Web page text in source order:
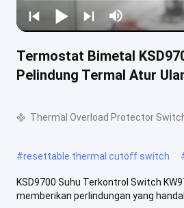
Termostat Bimetal
Pelindung Termal Atur
Thermal Overload Protector
#resettable thermal cutoff switch
KSD9700 Suhu Terkontrol Switch
memberikan perlindungan yang